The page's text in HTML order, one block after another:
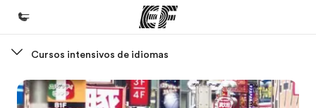
Bienvenido a EF
Cursos intensivos de idiomas